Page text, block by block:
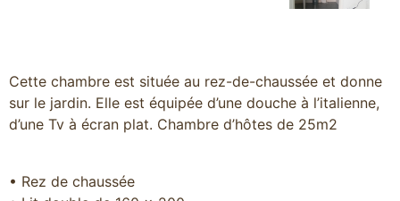
Cette chambre est située au rez-de-chaussée et donne
sur le jardin. Elle est équipée d’une douche à l’italienne,
d’une Tv à écran plat. Chambre d’hôtes de 25m2
• Rez de chaussée